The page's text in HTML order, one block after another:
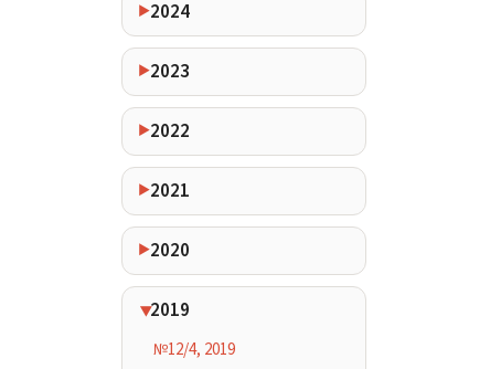
2024
2023
2022
2021
2020
2019
№12/4, 2019